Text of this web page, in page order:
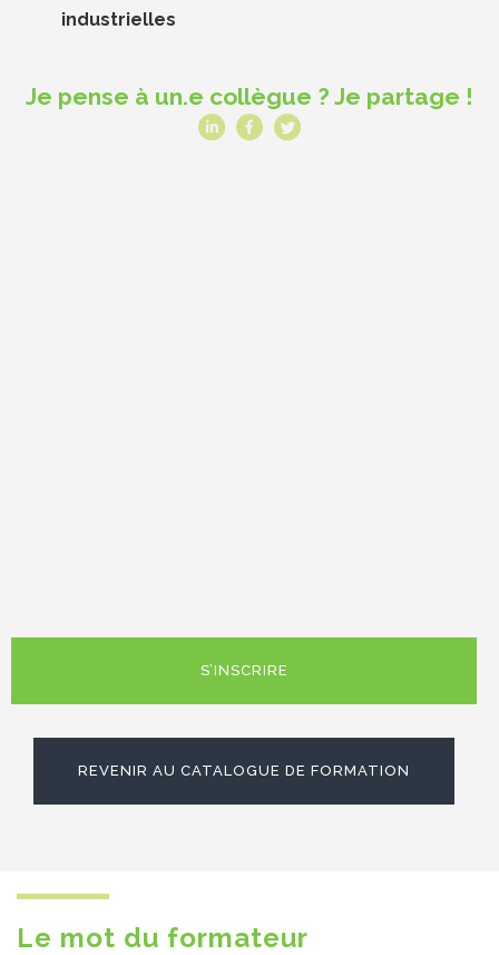
industrielles
Je pense à un.e collègue ? Je partage !
S’INSCRIRE
REVENIR AU CATALOGUE DE FORMATION
Le mot du formateur